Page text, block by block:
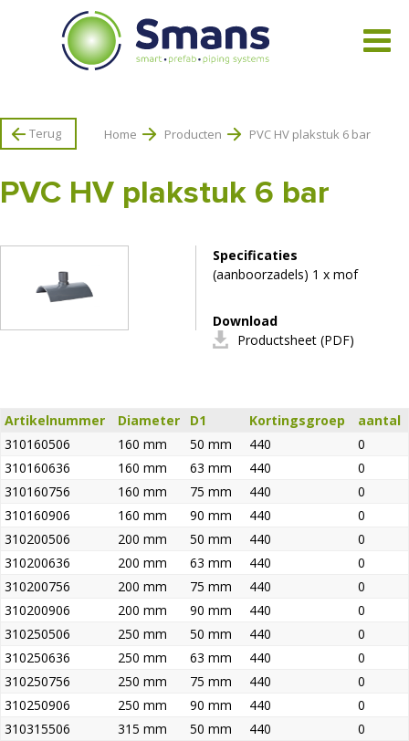
Terug Home Producten PVC HV plakstuk 6 bar
PVC HV plakstuk 6 bar
Specificaties
(aanboorzadels) 1 x mof
Download
Productsheet (PDF)
Artikelnummer Diameter D1 Kortingsgroep
aantal
310160506
160 mm 50 mm 440
0
310160636
160 mm 63 mm 440
0
310160756
160 mm 75 mm 440
0
310160906
160 mm 90 mm 440
0
310200506
200 mm 50 mm 440
0
310200636
200 mm 63 mm 440
0
310200756
200 mm 75 mm 440
0
310200906
200 mm 90 mm 440
0
310250506
250 mm 50 mm 440
0
310250636
250 mm 63 mm 440
0
310250756
250 mm 75 mm 440
0
310250906
250 mm 90 mm 440
0
310315506
315 mm 50 mm 440
0
Bekijk alle producten